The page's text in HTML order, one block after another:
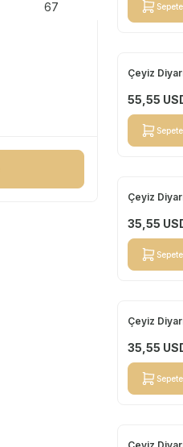
Yeni
Çeyiz
55,55
Yeni
Çeyiz
35,55
Yeni
Çeyiz
35,55